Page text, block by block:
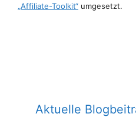
„Affiliate-Toolkit“ umgesetzt.
Aktuelle